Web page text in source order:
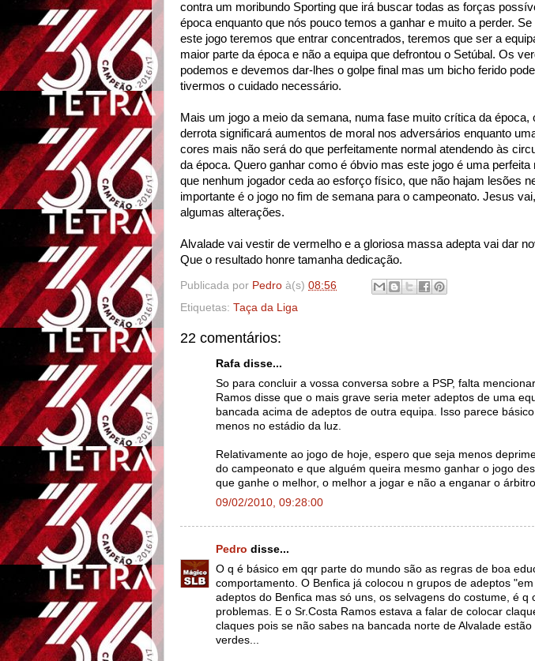
contra um moribundo Sporting que irá buscar todas as forças
época enquanto que nós pouco temos a ganhar e muito a perder.
este jogo teremos que entrar concentrados, teremos que ser a
maior parte da época e não a equipa que defrontou o Setúbal. Os
podemos e devemos dar-lhes o golpe final mas um bicho ferido
tivermos o cuidado necessário.
Mais um jogo a meio da semana, numa fase muito crítica da época,
derrota significará aumentos de moral nos adversários enquanto
cores mais não será do que perfeitamente normal atendendo às
da época. Quero ganhar como é óbvio mas este jogo é uma perfeita
que nenhum jogador ceda ao esforço físico, que não hajam lesões
importante é o jogo no fim de semana para o campeonato. Jesus
algumas alterações.
Alvalade vai vestir de vermelho e a gloriosa massa adepta vai dar
Que o resultado honre tamanha dedicação.
Publicada por Pedro à(s) 08:56
Etiquetas: Taça da Liga
22 comentários:
Rafa disse...
So para concluir a vossa conversa sobre a PSP, falta
Ramos disse que o mais grave seria meter adeptos de uma
bancada acima de adeptos de outra equipa. Isso parece
menos no estádio da luz.
Relativamente ao jogo de hoje, espero que seja menos
do campeonato e que alguém queira mesmo ganhar o jogo
que ganhe o melhor, o melhor a jogar e não a enganar o árbitro.
09/02/2010, 09:28:00
Pedro disse...
O q é básico em qqr parte do mundo são as regras de boa
comportamento. O Benfica já colocou n grupos de adeptos
adeptos do Benfica mas só uns, os selvagens do costume, é q
problemas. E o Sr.Costa Ramos estava a falar de colocar
claques pois se não sabes na bancada norte de Alvalade
verdes...